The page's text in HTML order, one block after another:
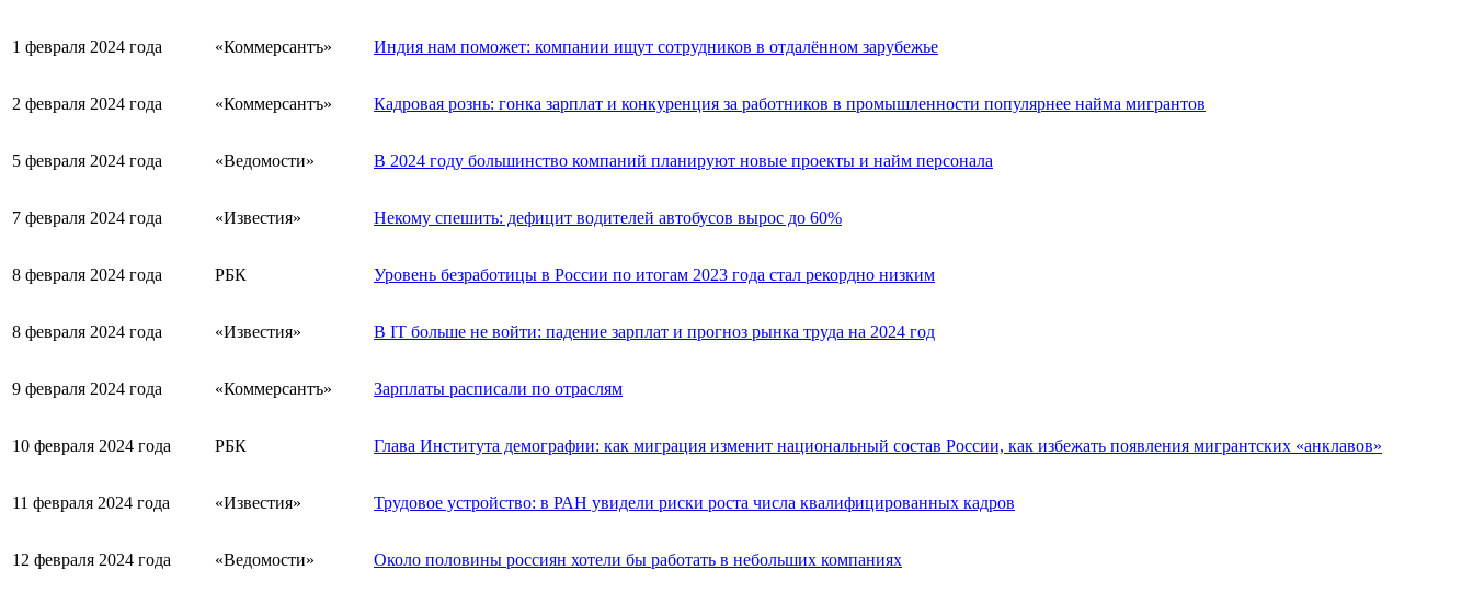
1 февраля 2024 года «Коммерсантъ» Индия нам поможет: компании ищут сотрудников в отдалённом зарубежье
2 февраля 2024 года «Коммерсантъ» Кадровая рознь: гонка зарплат и конкуренция за работников в промышленности популярнее найма мигрантов
5 февраля 2024 года «Ведомости» В 2024 году большинство компаний планируют новые проекты и найм персонала
7 февраля 2024 года «Известия» Некому спешить: дефицит водителей автобусов вырос до 60%
8 февраля 2024 года РБК Уровень безработицы в России по итогам 2023 года стал рекордно низким
8 февраля 2024 года «Известия» В IT больше не войти: падение зарплат и прогноз рынка труда на 2024 год
9 февраля 2024 года «Коммерсантъ» Зарплаты расписали по отраслям
10 февраля 2024 года РБК Глава Института демографии: как миграция изменит национальный состав России, как избежать появления мигрантских «анклавов»
11 февраля 2024 года «Известия» Трудовое устройство: в РАН увидели риски роста числа квалифицированных кадров
12 февраля 2024 года «Ведомости» Около половины россиян хотели бы работать в небольших компаниях